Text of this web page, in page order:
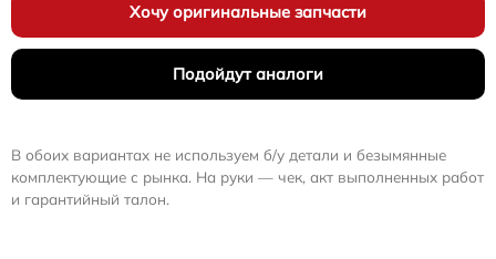
Хочу оригинальные запчасти
Подойдут аналоги
В обоих вариантах не используем б/у детали и безымянные
комплектующие с рынка. На руки — чек, акт выполненных работ
и гарантийный талон.